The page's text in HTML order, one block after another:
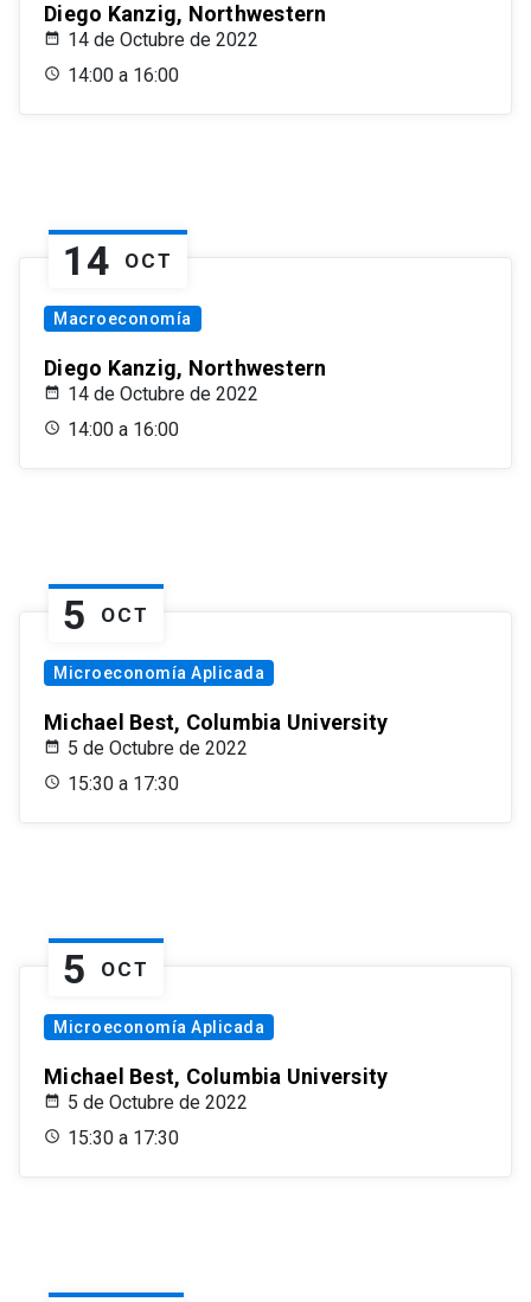
Diego Kanzig, Northwestern
14 de Octubre de 2022
14:00 a 16:00
14 OCT
Macroeconomía
Diego Kanzig, Northwestern
14 de Octubre de 2022
14:00 a 16:00
5 OCT
Microeconomía Aplicada
Michael Best, Columbia University
5 de Octubre de 2022
15:30 a 17:30
5 OCT
Microeconomía Aplicada
Michael Best, Columbia University
5 de Octubre de 2022
15:30 a 17:30